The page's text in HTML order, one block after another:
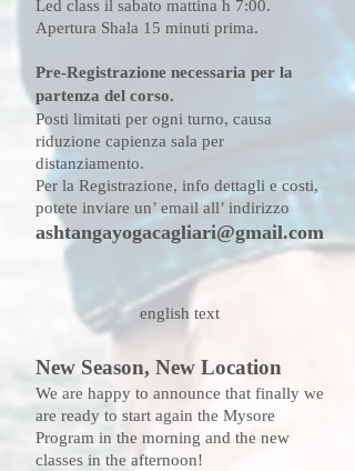
Led class il sabato mattina h 7:00.
Apertura Shala 15 minuti prima.
Pre-Registrazione necessaria per la
partenza del corso.
Posti limitati per ogni turno, causa
riduzione capienza sala per
distanziamento.
Per la Registrazione, info dettagli e costi,
potete inviare un’ email all’ indirizzo
ashtangayogacagliari@gmail.com
english text
New Season, New Location
We are happy to announce that finally we
are ready to start again the Mysore
Program in the morning and the new
classes in the afternoon!